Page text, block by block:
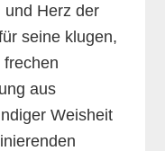
und Herz der
seine klugen,
aus
Weisheit